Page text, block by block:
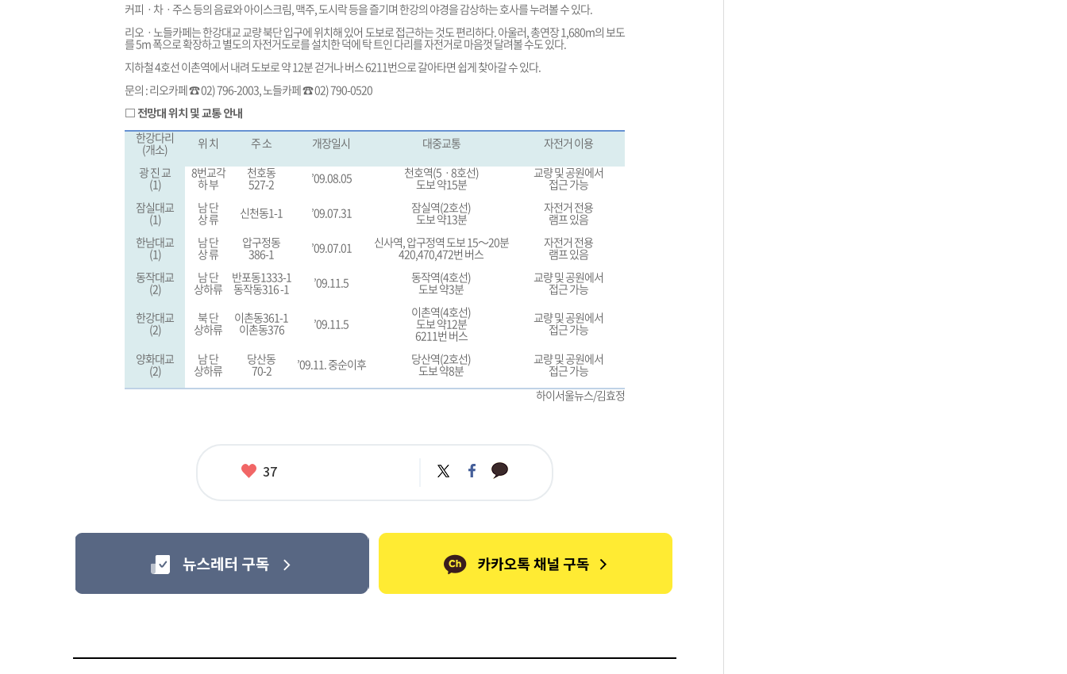
커피ㆍ차ㆍ주스 등의 음료와 아이스크림, 맥주, 도시락 등을 즐기며 한강의 야경을 감상하는 호사를 누려볼 수 있다.
리오ㆍ노들카페는 한강대교 교량 북단 입구에 위치해 있어 도보로 접근하는 것도 편리하다. 아울러, 총연장 1,680m의 보도
를 5m 폭으로 확장하고 별도의 자전거도로를 설치한 덕에 탁 트인 다리를 자전거로 마음껏 달려볼 수도 있다.
지하철 4호선 이촌역에서 내려 도보로 약 12분 걷거나 버스 6211번으로 갈아타면 쉽게 찾아갈 수 있다.
문의 : 리오카페 ☎ 02) 796-2003, 노들카페 ☎ 02) 790-0520
□ 전망대 위치 및 교통 안내
한강다리
(개소) 위 치 주 소 개장일시 대중교통
자전거 이용
광 진 교
(1)
8번교각
하 부
천호동
527-2 ’09.08.05 천호역(5ㆍ8호선)
도보 약15분
교량 및 공원에서
접근 가능
잠실대교
(1)
남 단
상 류 신천동1-1 ’09.07.31 잠실역(2호선)
도보 약13분
자전거 전용
램프 있음
한남대교
(1)
남 단
상 류
압구정동
386-1 ’09.07.01 신사역, 압구정역 도보 15～20분
420,470,472번 버스
자전거 전용
램프 있음
동작대교
(2)
남 단
상하류
반포동1333-1
동작동316 -1 ’09.11.5 동작역(4호선)
도보 약3분
교량 및 공원에서
접근 가능
한강대교
(2)
북 단
상하류
이촌동361-1
이촌동376 ’09.11.5
이촌역(4호선)
도보 약12분
6211번 버스
교량 및 공원에서
접근 가능
양화대교
(2)
남 단
상하류
당산동
70-2 ’09.11. 중순이후 당산역(2호선)
도보 약8분
교량 및 공원에서
접근 가능
하이서울뉴스/김효정
좋
37
트
위
페
이
카
카